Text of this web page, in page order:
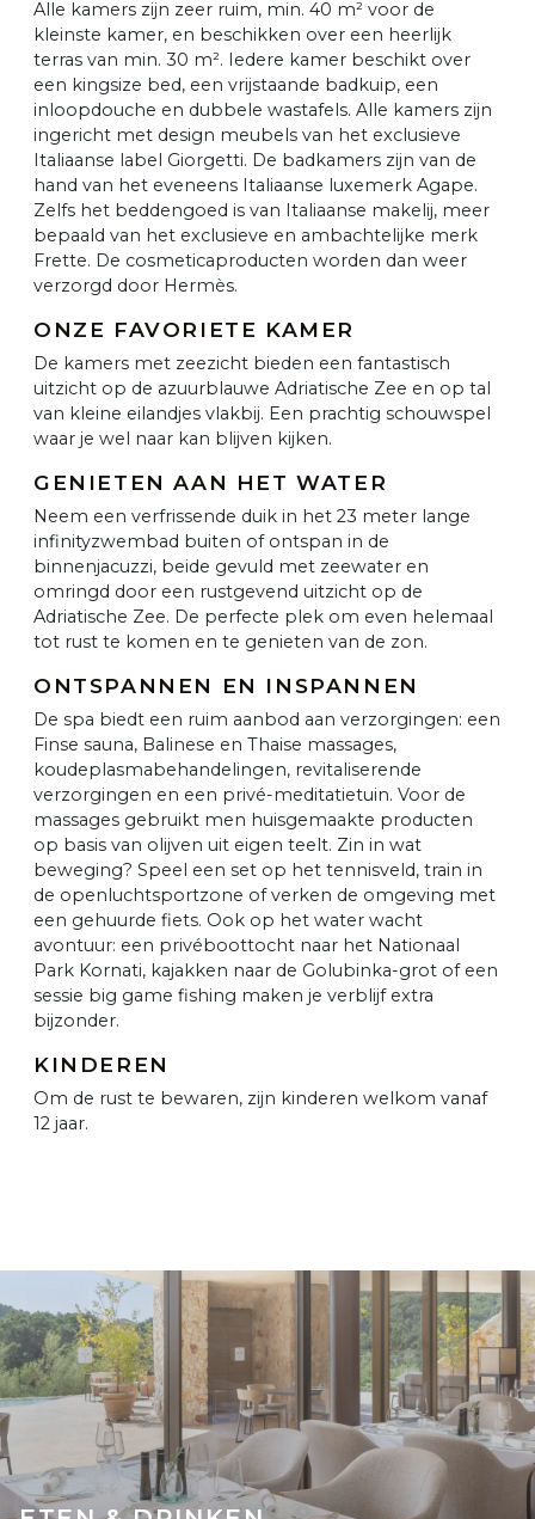
Alle kamers zijn zeer ruim, min. 40 m² voor de
kleinste kamer, en beschikken over een heerlijk
terras van min. 30 m². Iedere kamer beschikt over
een kingsize bed, een vrijstaande badkuip, een
inloopdouche en dubbele wastafels. Alle kamers zijn
ingericht met design meubels van het exclusieve
Italiaanse label Giorgetti. De badkamers zijn van de
hand van het eveneens Italiaanse luxemerk Agape.
Zelfs het beddengoed is van Italiaanse makelij, meer
bepaald van het exclusieve en ambachtelijke merk
Frette. De cosmeticaproducten worden dan weer
verzorgd door Hermès.
ONZE FAVORIETE KAMER
De kamers met zeezicht bieden een fantastisch
uitzicht op de azuurblauwe Adriatische Zee en op tal
van kleine eilandjes vlakbij. Een prachtig schouwspel
waar je wel naar kan blijven kijken.
GENIETEN AAN HET WATER
Neem een verfrissende duik in het 23 meter lange
infinityzwembad buiten of ontspan in de
binnenjacuzzi, beide gevuld met zeewater en
omringd door een rustgevend uitzicht op de
Adriatische Zee. De perfecte plek om even helemaal
tot rust te komen en te genieten van de zon.
ONTSPANNEN EN INSPANNEN
De spa biedt een ruim aanbod aan verzorgingen: een
Finse sauna, Balinese en Thaise massages,
koudeplasmabehandelingen, revitaliserende
verzorgingen en een privé-meditatietuin. Voor de
massages gebruikt men huisgemaakte producten
op basis van olijven uit eigen teelt. Zin in wat
beweging? Speel een set op het tennisveld, train in
de openluchtsportzone of verken de omgeving met
een gehuurde fiets. Ook op het water wacht
avontuur: een privéboottocht naar het Nationaal
Park Kornati, kajakken naar de Golubinka-grot of een
sessie big game fishing maken je verblijf extra
bijzonder.
KINDEREN
Om de rust te bewaren, zijn kinderen welkom vanaf
12 jaar.